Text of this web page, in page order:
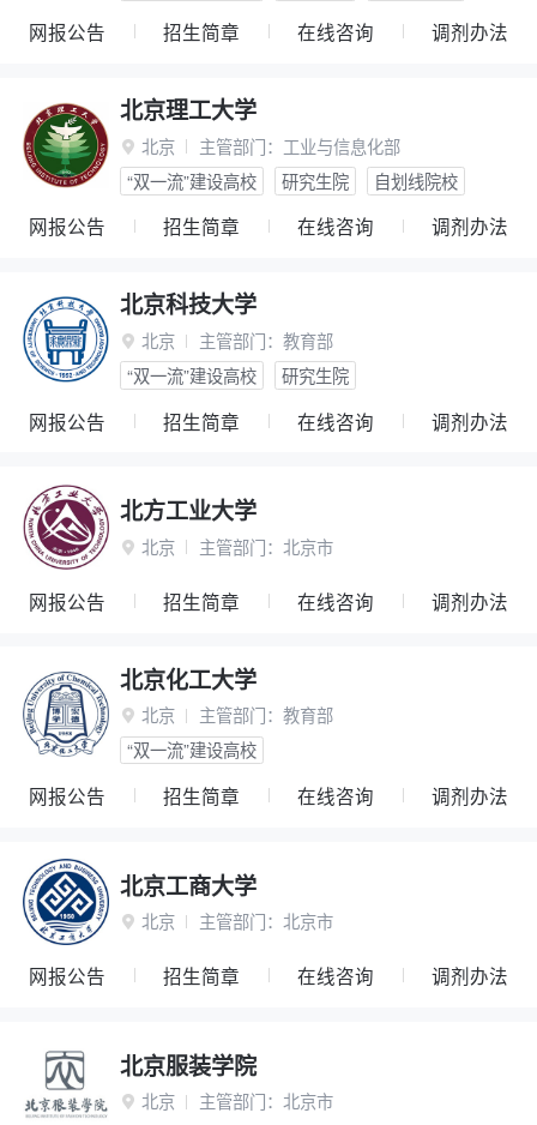
网报公告 招生简章 在线咨询 调剂办法
北京理工大学
 北京 主管部门： 工业与信息化部
“双一流”建设高校
研究生院 自划线院校
网报公告 招生简章 在线咨询 调剂办法
北京科技大学
 北京 主管部门： 教育部
“双一流”建设高校
研究生院
网报公告 招生简章 在线咨询 调剂办法
北方工业大学
 北京 主管部门： 北京市
网报公告 招生简章 在线咨询 调剂办法
北京化工大学
 北京 主管部门： 教育部
“双一流”建设高校
网报公告 招生简章 在线咨询 调剂办法
北京工商大学
 北京 主管部门： 北京市
网报公告 招生简章 在线咨询 调剂办法
北京服装学院
 北京 主管部门： 北京市